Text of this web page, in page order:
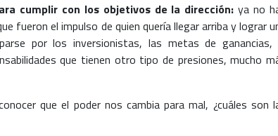
cumplir con los objetivos de la dirección:ya no
fueron el impulso de quien quería llegar arriba y lograr
por los inversionistas, las metas de ganancias,
que tienen otro tipo de presiones, mucho
que el poder nos cambia para mal, ¿cuáles son